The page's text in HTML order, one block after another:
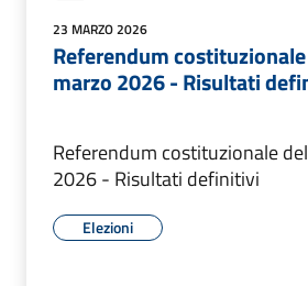
23 MARZO 2026
Referendum
marzo 2026 - Risultati
Referendum costituzionale
2026 - Risultati definitivi
Elezioni